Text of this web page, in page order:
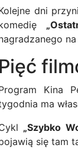
dni
Pięć
Kina
ma
„Szybko
się tam